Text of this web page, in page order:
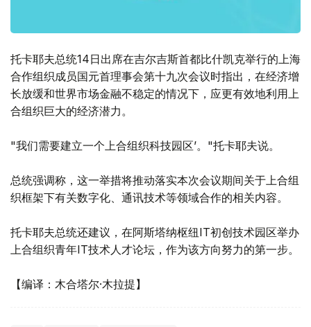
托卡耶夫总统14日出席在吉尔吉斯首都比什凯克举行的上海
合作组织成员国元首理事会第十九次会议时指出，在经济增
长放缓和世界市场金融不稳定的情况下，应更有效地利用上
合组织巨大的经济潜力。
"我们需要建立一个上合组织科技园区’。"托卡耶夫说。
总统强调称，这一举措将推动落实本次会议期间关于上合组
织框架下有关数字化、通讯技术等领域合作的相关内容。
托卡耶夫总统还建议，在阿斯塔纳枢纽IT初创技术园区举办
上合组织青年IT技术人才论坛，作为该方向努力的第一步。
【编译：木合塔尔·木拉提】